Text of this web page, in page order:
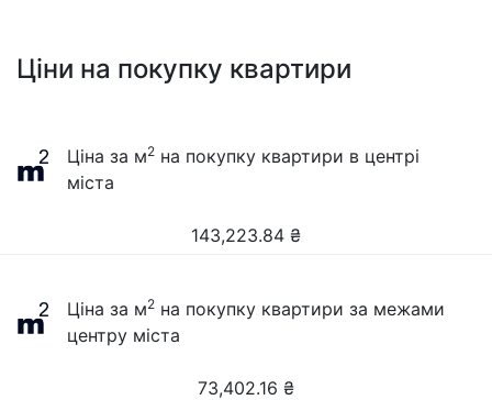
Ціни на покупку квартири
Ціна за м2 на покупку квартири в центрі
міста
143,223.84 ₴
Ціна за м2 на покупку квартири за межами
центру міста
73,402.16 ₴